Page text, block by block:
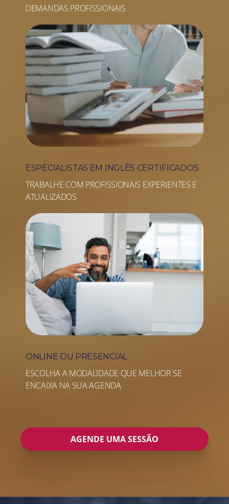
DEMANDAS PROFISSIONAIS
ESPECIALISTAS EM INGLÊS CERTIFICADOS
TRABALHE COM PROFISSIONAIS EXPERIENTES E
ATUALIZADOS
ONLINE OU PRESENCIAL
ESCOLHA A MODALIDADE QUE MELHOR SE
ENCAIXA NA SUA AGENDA
AGENDE UMA SESSÃO